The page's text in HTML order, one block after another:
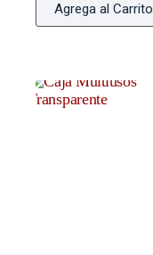
Agrega al Carrito